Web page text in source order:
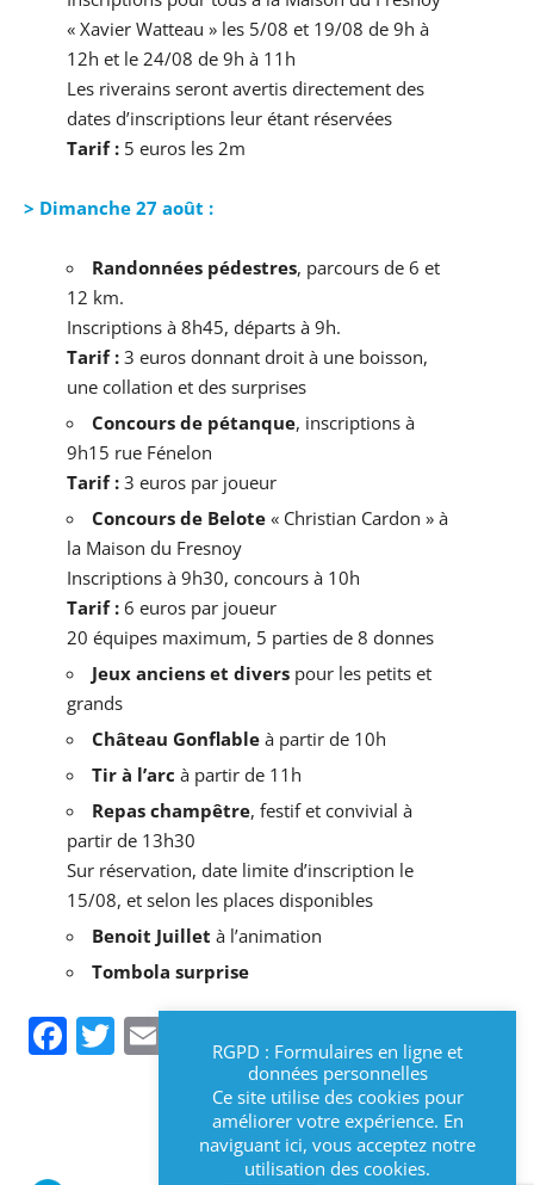
« Xavier Watteau » les 5/08 et 19/08 de 9h à
12h et le 24/08 de 9h à 11h
Les riverains seront avertis directement des
dates d’inscriptions leur étant réservées
Tarif : 5 euros les 2m
> Dimanche 27 août :
Randonnées pédestres, parcours de 6 et
12 km.
Inscriptions à 8h45, départs à 9h.
Tarif : 3 euros donnant droit à une boisson,
une collation et des surprises
Concours de pétanque, inscriptions à
9h15 rue Fénelon
Tarif : 3 euros par joueur
Concours de Belote « Christian Cardon » à
la Maison du Fresnoy
Inscriptions à 9h30, concours à 10h
Tarif : 6 euros par joueur
20 équipes maximum, 5 parties de 8 donnes
Jeux anciens et divers pour les petits et
grands
Château Gonflable à partir de 10h
Tir à l’arc à partir de 11h
Repas champêtre, festif et convivial à
partir de 13h30
Sur réservation, date limite d’inscription le
15/08, et selon les places disponibles
Benoit Juillet à l’animation
Tombola surprise
Facebook
Twitter
Email
RGPD : Formulaires en ligne et
données personnelles
Ce site utilise des cookies pour
améliorer votre expérience. En
naviguant ici, vous acceptez notre
utilisation des cookies.